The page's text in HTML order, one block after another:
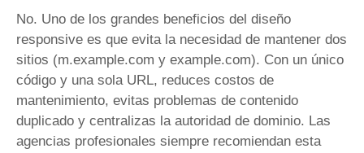
No. Uno de los grandes beneficios del diseño
responsive es que evita la necesidad de mantener dos
sitios (m.example.com y example.com). Con un único
código y una sola URL, reduces costos de
mantenimiento, evitas problemas de contenido
duplicado y centralizas la autoridad de dominio. Las
agencias profesionales siempre recomiendan esta